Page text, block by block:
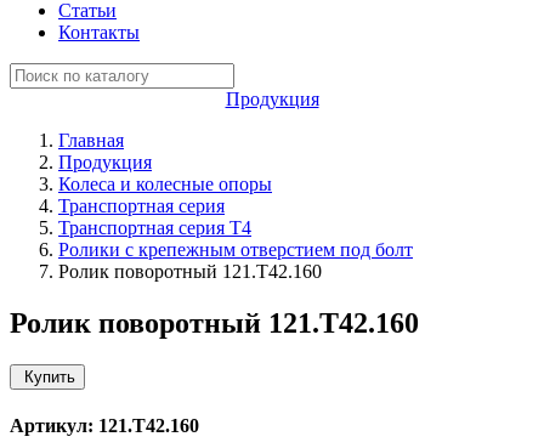
Статьи
Контакты
Продукция
Главная
Продукция
Колеса и колесные опоры
Транспортная серия
Транспортная серия T4
Ролики с крепежным отверстием под болт
Ролик поворотный 121.Т42.160
Ролик поворотный 121.Т42.160
Купить
Артикул: 121.Т42.160